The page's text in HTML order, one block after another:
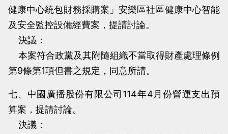
健康中心統包財務採購案」安樂區社區健康中心智能
及安全監控設備經費案，提請討論。
決議：
本案符合政黨及其附隨組織不當取得財產處理條例
第9條第1項但書之規定，同意所請。
七、中國廣播股份有限公司114年4月份營運支出預
算案，提請討論。
決議：